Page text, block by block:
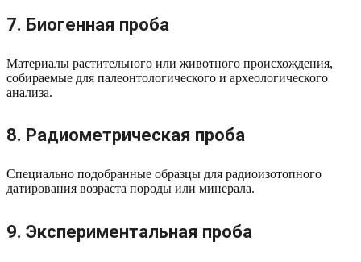
7. Биогенная проба
Материалы растительного или животного происхождения,
собираемые для палеонтологического и археологического
анализа.
8. Радиометрическая проба
Специально подобранные образцы для радиоизотопного
датирования возраста породы или минерала.
9. Экспериментальная проба